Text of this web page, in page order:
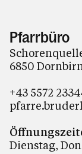
Pfarrbüro
6850
+43 5572
Dienstag,